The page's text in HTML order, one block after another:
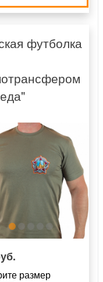
футболка
размер